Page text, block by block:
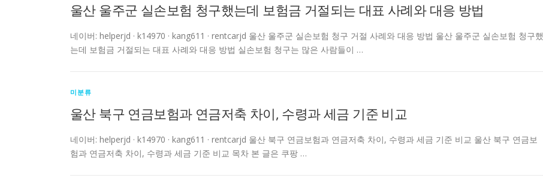
울산 울주군 실손보험 청구했는데 보험금 거절되는 대표 사례와 대응 방법
네이버: helperjd · k14970 · kang611 · rentcarjd 울산 울주군 실손보험 청구 거절 사례와 대응 방법 울산 울주군 실손보험 청구했
는데 보험금 거절되는 대표 사례와 대응 방법 실손보험 청구는 많은 사람들이 …
미분류
울산 북구 연금보험과 연금저축 차이, 수령과 세금 기준 비교
네이버: helperjd · k14970 · kang611 · rentcarjd 울산 북구 연금보험과 연금저축 차이, 수령과 세금 기준 비교 울산 북구 연금보
험과 연금저축 차이, 수령과 세금 기준 비교 목차 본 글은 쿠팡 …